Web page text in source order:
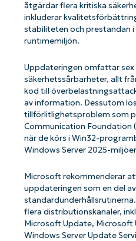
åtgärdar flera kritiska
inkluderar
stabiliteten och prestandan i
runtimemiljön.
Uppdateringen omfattar
säkerhetssårbarheter, allt
kod till
av information. Dessutom
tillförlitlighetsproblem som
Communication Foundation
när de körs i Win32-
Windows Server 2025-
Microsoft rekommenderar
uppdateringen som en del av
flera distributionskanaler,
Microsoft Update, Microsoft
Windows Server Update